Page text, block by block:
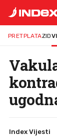
PRETPLATAZID
Index Vijesti